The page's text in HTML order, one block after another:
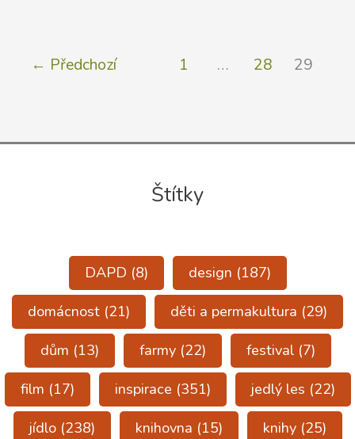
← Předchozí 1 … 28 29
Štítky
DAPD (8) design (187)
domácnost (21) děti a permakultura (29)
dům (13) farmy(22) festival(7)
film (17) inspirace (351) jedlý les (22)
jídlo(238) knihovna (15) knihy(25)